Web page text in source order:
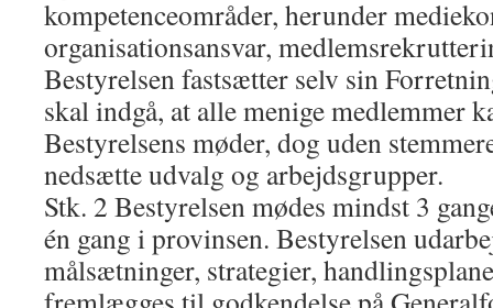
kompetenceområder, herunder
organisationsansvar,
Bestyrelsen fastsætter selv sin
skal indgå, at alle menige medlemmer
Bestyrelsens møder, dog uden
nedsætte udvalg og arbejdsgrupper.
Stk. 2 Bestyrelsen mødes mindst 3
én gang i provinsen. Bestyrelsen
målsætninger, strategier,